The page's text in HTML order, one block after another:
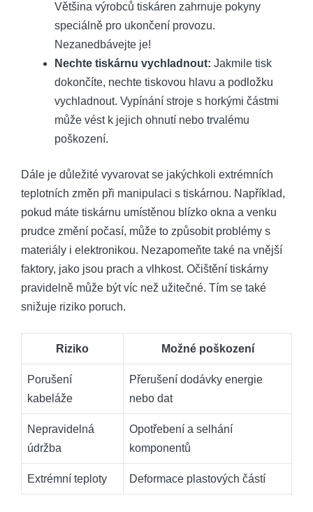
Většina výrobců tiskáren zahrnuje pokyny
speciálně pro ukončení provozu.
Nezanedbávejte je!
Nechte tiskárnu vychladnout: Jakmile tisk
dokončíte, nechte tiskovou hlavu a podložku
vychladnout. Vypínání stroje s horkými částmi
může vést k jejich ohnutí nebo trvalému
poškození.
Dále je důležité vyvarovat se jakýchkoli extrémních
teplotních změn při manipulaci s tiskárnou. Například,
pokud máte tiskárnu umístěnou blízko okna a venku
prudce změní počasí, může to způsobit problémy s
materiály i elektronikou. Nezapomeňte také na vnější
faktory, jako jsou prach a vlhkost. Očištění tiskárny
pravidelně může být víc než užitečné. Tím se také
snižuje riziko poruch.
Riziko Možné poškození
Porušení
kabeláže
Přerušení dodávky energie
nebo dat
Nepravidelná
údržba
Opotřebení a selhání
komponentů
Extrémní teploty Deformace plastových částí